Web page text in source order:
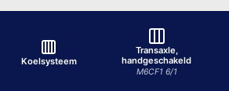
Koelsysteem
Transaxle,
handgeschakeld
M6CF1 6/1